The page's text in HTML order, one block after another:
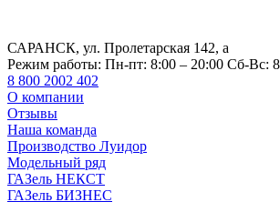
САРАНСК, ул. Пролетарская 142, а
Режим работы: Пн-пт: 8:00 – 20:00 Сб-Вс:
8 800 2002 402
О компании
Отзывы
Наша команда
Производство Луидор
Модельный ряд
ГАЗель НЕКСТ
ГАЗель БИЗНЕС